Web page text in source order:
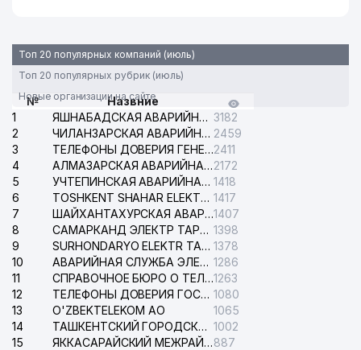
Топ 20 популярных компаний (июль)
Топ 20 популярных рубрик (июль)
Новые организации на сайте
№
Назвние
1
ЯШНАБАДСКАЯ АВАРИЙНАЯ СЛУЖБА ЭЛЕКТРОСЕТИ 3182
2
ЧИЛАНЗАРСКАЯ АВАРИЙНАЯ СЛУЖБА ЭЛЕКТРОСЕТИ 2459
3
ТЕЛЕФОНЫ ДОВЕРИЯ ГЕНЕРАЛЬНОЙ ПРОКУРАТУРЫ РЕСПУБЛИКИ УЗБЕКИСТАН2411
4
АЛМАЗАРСКАЯ АВАРИЙНАЯ СЛУЖБА ЭЛЕКТРОСЕТИ2172
5
УЧТЕПИНСКАЯ АВАРИЙНАЯ СЛУЖБА ЭЛЕКТРОСЕТИ 1418
6
TOSHKENT SHAHAR ELEKTR TARMOQLARI KORXONASI АО 1417
7
ШАЙХАНТАХУРСКАЯ АВАРИЙНАЯ СЛУЖБА ЭЛЕКТРОСЕТИ1407
8
САМАРКАНД ЭЛЕКТР ТАРМОКЛАРИ АО 1398
9
SURHONDARYO ELEKTR TARMOKLARI АО 1378
10
АВАРИЙНАЯ СЛУЖБА ЭЛЕКТРОСЕТИ ТАШКЕНТСКОГО РАЙОНА 1286
11
СПРАВОЧНОЕ БЮРО О ТЕЛЕФОНАХ ОРГАНИЗАЦИЙ г. ТАШКЕНТА1263
12
ТЕЛЕФОНЫ ДОВЕРИЯ ГОСУДАРСТВЕННОГО ЦЕНТРА ТЕСТИРОВАНИЯ 1080
13
O'ZBEKTELEKOM АО
1065
14
ТАШКЕНТСКИЙ ГОРОДСКОЙ СУД ПО ГРАЖДАНСКИМ ДЕЛАМ 1002
15
ЯККАСАРАЙСКИЙ МЕЖРАЙОННЫЙ СУД ПО ГРАЖДАНСКИМ ДЕЛАМ887